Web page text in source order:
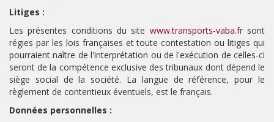
Litiges :
Les présentes conditions du site www.transports-vaba.frsont
régies par les lois françaises et toute contestation ou litiges qui
pourraient naître de l'interprétation ou de l'exécution de celles-ci
seront de la compétence exclusive des tribunaux dont dépend le
siège social de la société. La langue de référence, pour le
règlement de contentieux éventuels, est le français.
Données personnelles :